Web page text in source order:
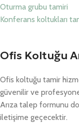
Oturma grubu tamiri
Konferans koltukları
Ofis Koltuğu
Ofis koltuğu tamir
güvenilir ve
Arıza talep formunu
iletişime geçecektir.